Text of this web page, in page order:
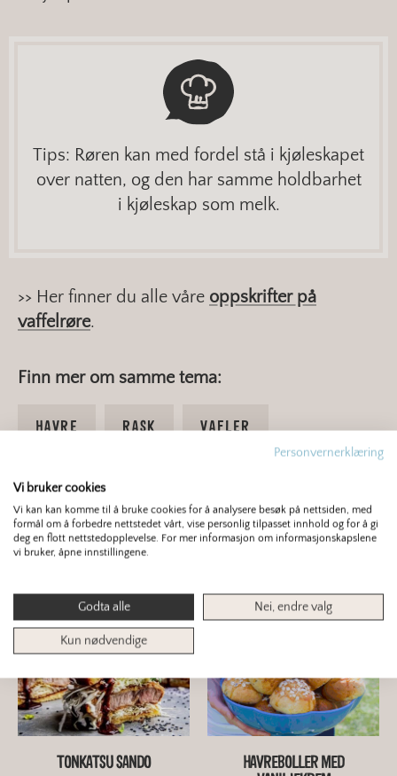
Tips: Røren kan med fordel stå i kjøleskapet
over natten, og den har samme holdbarhet
i kjøleskap som melk.
>> Her finner du alle våre oppskrifter på
vaffelrøre.
Finn mer om samme tema:
HAVRE RASK VAFLER
0/ 5
Du er kanskje interessert i dette også?
TONKATSU SANDO
HAVREBOLLER MED
Personvernerklæring
Vi bruker cookies
Vi kan kan komme til å bruke cookies for å analysere besøk på nettsiden, med
formål om å forbedre nettstedet vårt, vise personlig tilpasset innhold og for å gi
deg en flott nettstedopplevelse. For mer informasjon om informasjonskapslene
vi bruker, åpne innstillingene.
Godta alle Nei, endre valg
Kun nødvendige